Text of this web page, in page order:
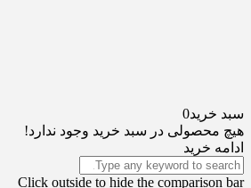
سبد خرید0
هیچ محصولی در سبد خرید وجود ندارد!
ادامه خرید
Click outside to hide the comparison bar